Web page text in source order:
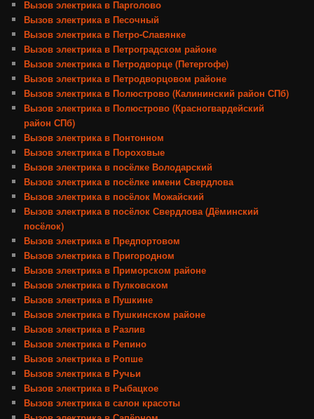
Вызов электрика в Парголово
Вызов электрика в Песочный
Вызов электрика в Петро-Славянке
Вызов электрика в Петроградском районе
Вызов электрика в Петродворце (Петергофе)
Вызов электрика в Петродворцовом районе
Вызов электрика в Полюстрово (Калининский район СПб)
Вызов электрика в Полюстрово (Красногвардейский
район СПб)
Вызов электрика в Понтонном
Вызов электрика в Пороховые
Вызов электрика в посёлке Володарский
Вызов электрика в посёлке имени Свердлова
Вызов электрика в посёлок Можайский
Вызов электрика в посёлок Свердлова (Дёминский
посёлок)
Вызов электрика в Предпортовом
Вызов электрика в Пригородном
Вызов электрика в Приморском районе
Вызов электрика в Пулковском
Вызов электрика в Пушкине
Вызов электрика в Пушкинском районе
Вызов электрика в Разлив
Вызов электрика в Репино
Вызов электрика в Ропше
Вызов электрика в Ручьи
Вызов электрика в Рыбацкое
Вызов электрика в салон красоты